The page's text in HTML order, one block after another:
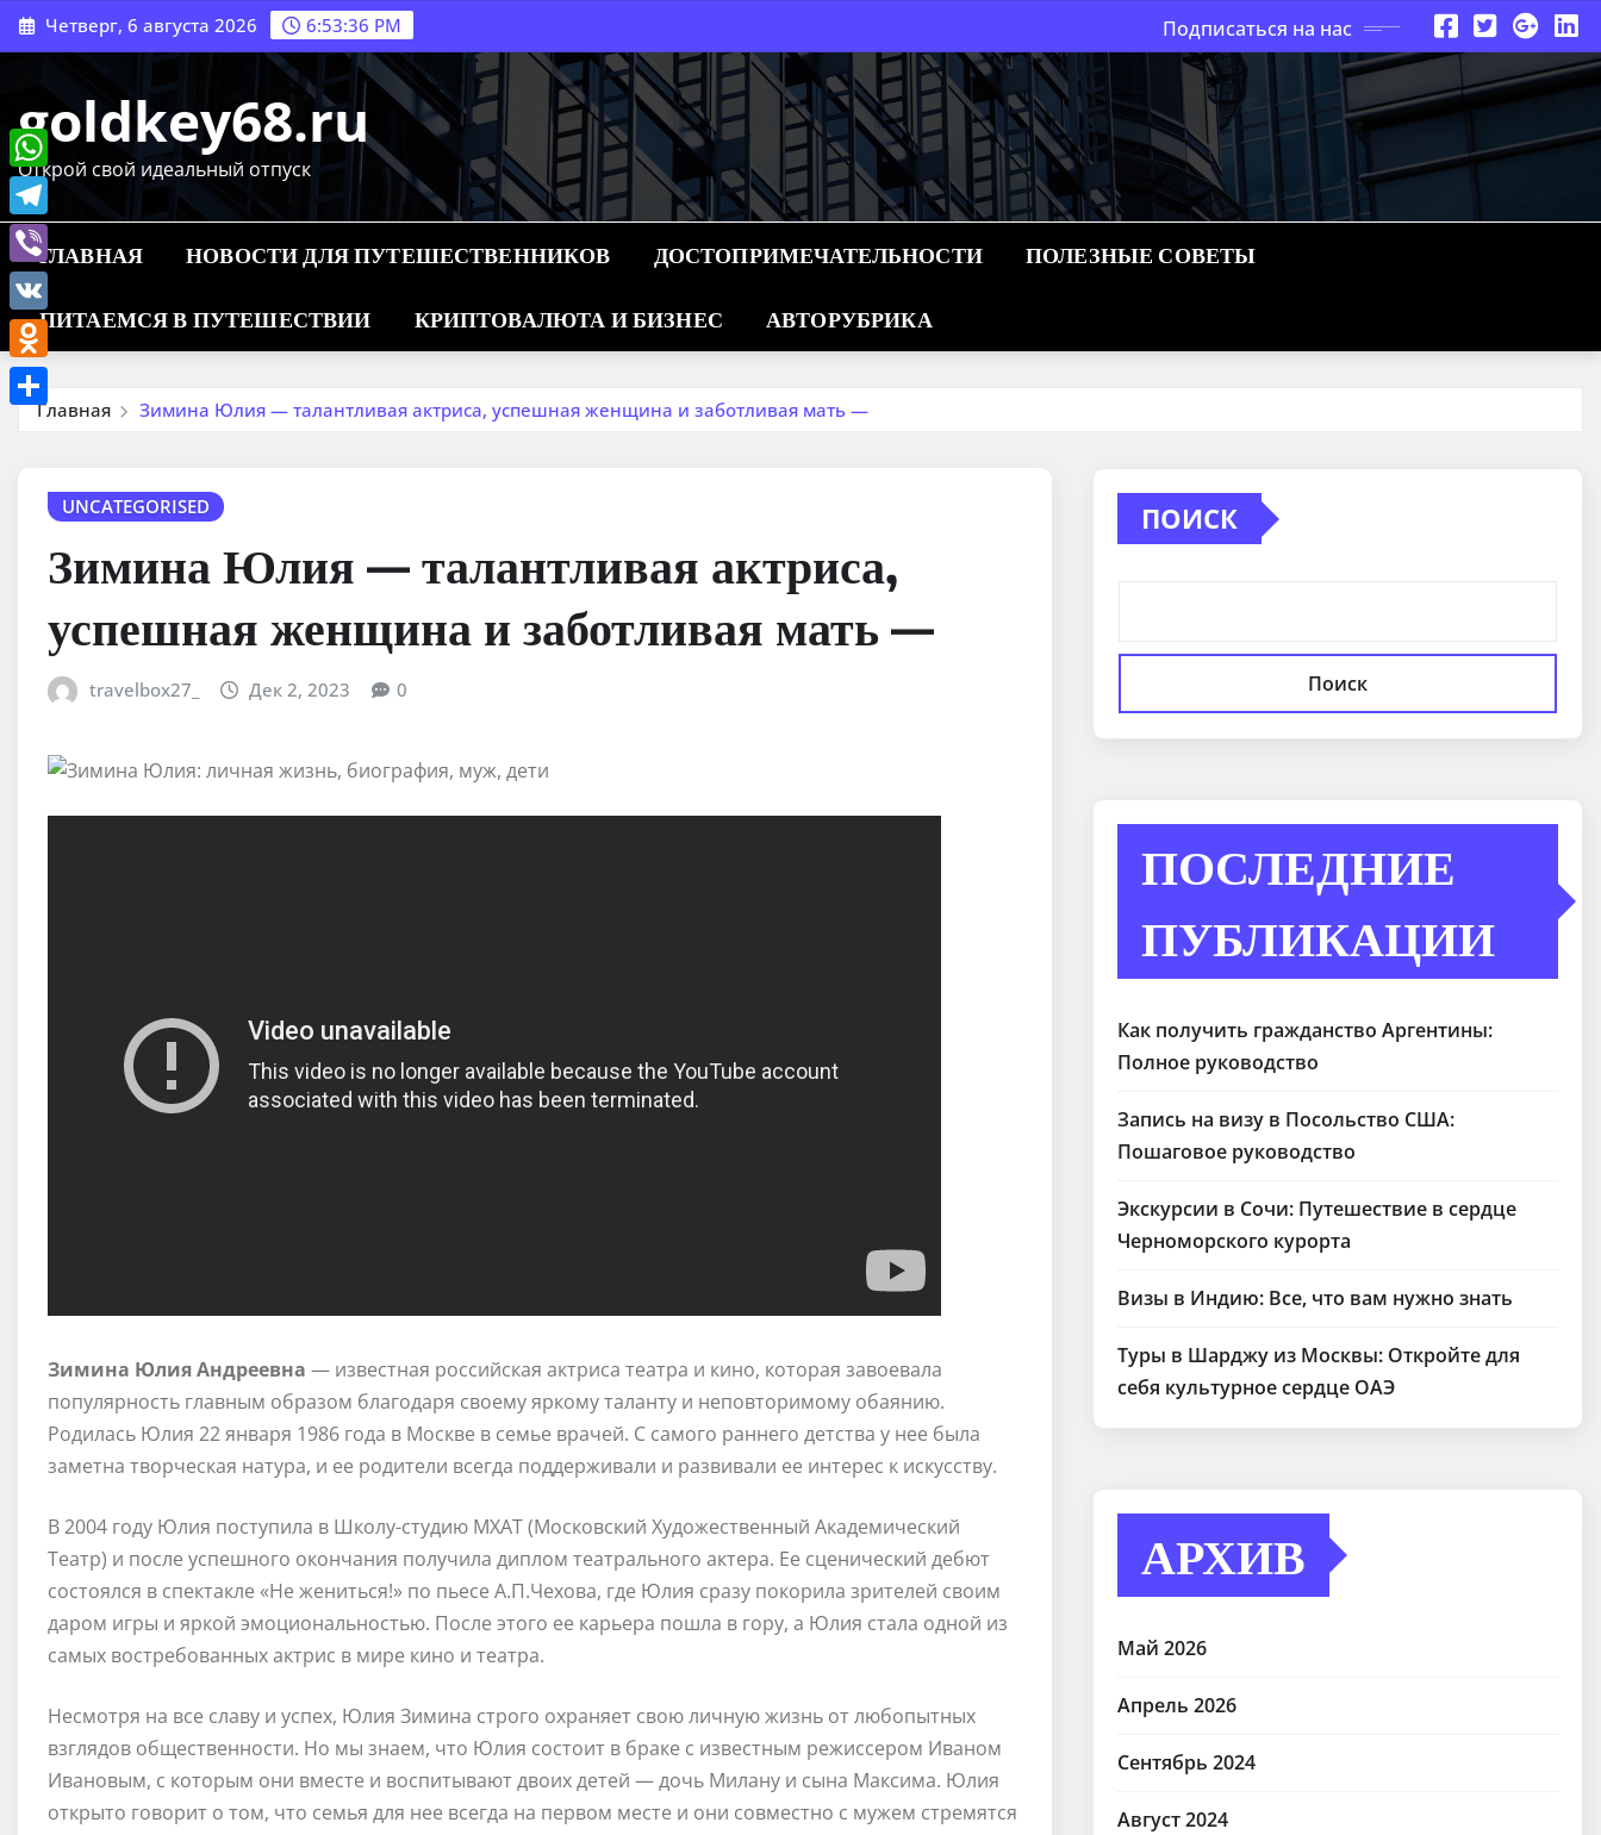
Перейти
к
Четверг, 6 августа 2026 6:53:37 PM Подписаться на нас
goldkey68.ru
Открой свой идеальный отпуск
ГЛАВНАЯ НОВОСТИ ДЛЯ ПУТЕШЕСТВЕННИКОВ ДОСТОПРИМЕЧАТЕЛЬНОСТИ ПОЛЕЗНЫЕ СОВЕТЫ
ПИТАЕМСЯ В ПУТЕШЕСТВИИ КРИПТОВАЛЮТА И БИЗНЕС АВТОРУБРИКА
Главная Зимина Юлия — талантливая актриса, успешная женщина и заботливая мать —
UNCATEGORISED
Зимина Юлия — талантливая актриса,
успешная женщина и заботливая мать —
travelbox27_ Дек 2, 2023 0
Зимина Юлия Андреевна — известная российская актриса театра и кино, которая завоевала
популярность главным образом благодаря своему яркому таланту и неповторимому обаянию.
Родилась Юлия 22 января 1986 года в Москве в семье врачей. С самого раннего детства у нее была
заметна творческая натура, и ее родители всегда поддерживали и развивали ее интерес к искусству.
В 2004 году Юлия поступила в Школу-студию МХАТ (Московский Художественный Академический
Театр) и после успешного окончания получила диплом театрального актера. Ее сценический дебют
состоялся в спектакле «Не жениться!» по пьесе А.П.Чехова, где Юлия сразу покорила зрителей своим
даром игры и яркой эмоциональностью. После этого ее карьера пошла в гору, а Юлия стала одной из
самых востребованных актрис в мире кино и театра.
Несмотря на все славу и успех, Юлия Зимина строго охраняет свою личную жизнь от любопытных
взглядов общественности. Но мы знаем, что Юлия состоит в браке с известным режиссером Иваном
Ивановым, с которым они вместе и воспитывают двоих детей — дочь Милану и сына Максима. Юлия
открыто говорит о том, что семья для нее всегда на первом месте и они совместно с мужем стремятся
ПОИСК
Поиск
ПОСЛЕДНИЕ
ПУБЛИКАЦИИ
Как получить гражданство Аргентины:
Полное руководство
Запись на визу в Посольство США:
Пошаговое руководство
Экскурсии в Сочи: Путешествие в сердце
Черноморского курорта
Визы в Индию: Все, что вам нужно знать
Туры в Шарджу из Москвы: Откройте для
себя культурное сердце ОАЭ
АРХИВ
Май 2026
Апрель 2026
Сентябрь 2024
Август 2024
WhatsApp
Telegram
Viber
VK
Odnoklassniki
Отправить